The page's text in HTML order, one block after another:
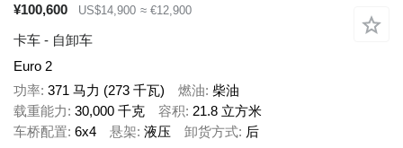
¥100,600
US$14,900 ≈ €12,900
卡车 - 自卸车
Euro 2
功率 371 马力 (273 千瓦) 燃油 柴油
载重能力 30,000 千克 容积 21.8 立方米
车桥配置 6x4 悬架 液压 卸货方式 后